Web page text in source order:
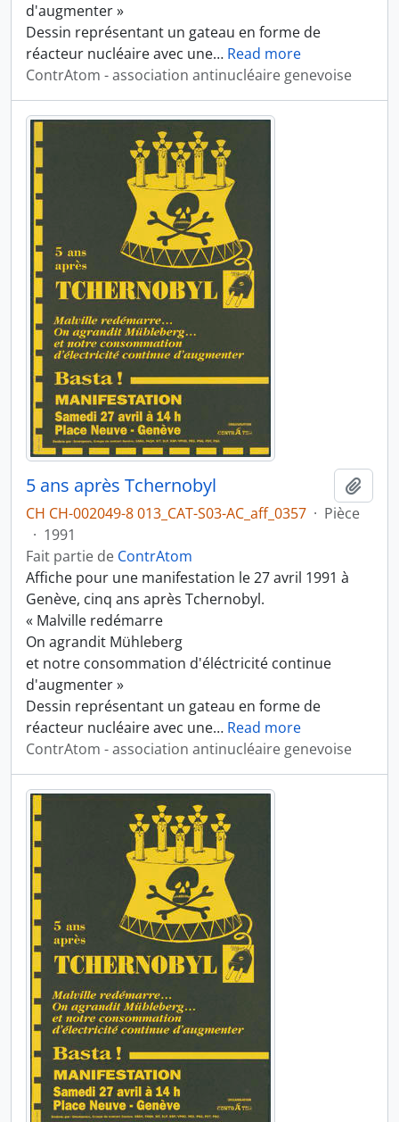
d'augmenter »
Dessin représentant un gateau en forme de
réacteur nucléaire avec une… Read more
ContrAtom - association antinucléaire genevoise
5 ans après Tchernobyl
CH CH-002049-8 013_CAT-S03-AC_aff_0357 · Pièce
· 1991
Fait partie de ContrAtom
Affiche pour une manifestation le 27 avril 1991 à
Genève, cinq ans après Tchernobyl.
« Malville redémarre
On agrandit Mühleberg
et notre consommation d'éléctricité continue
d'augmenter »
Dessin représentant un gateau en forme de
réacteur nucléaire avec une… Read more
ContrAtom - association antinucléaire genevoise